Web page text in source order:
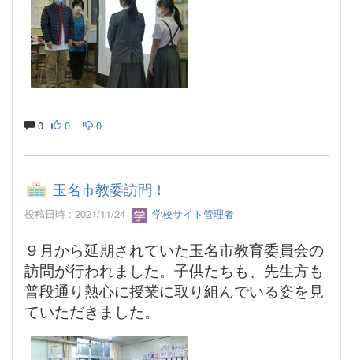
0 0 0
玉名市教委訪問！
投稿日時 : 2021/11/24 学校サイト管理者
９月から延期されていた玉名市教育委員会の
訪問が行われました。子供たちも、先生方も
普段通り熱心に授業に取り組んでいる姿を見
ていただきました。